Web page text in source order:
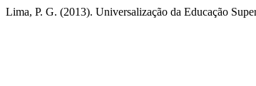
Lima, P. G. (2013). Universalização da Educação